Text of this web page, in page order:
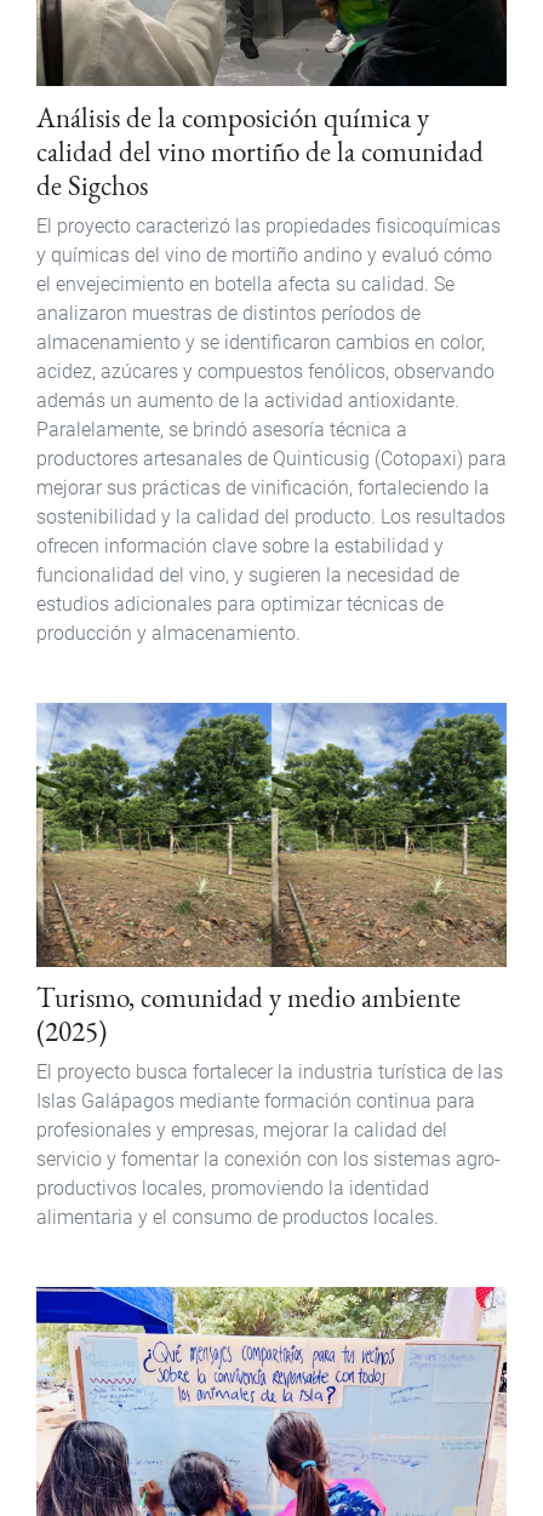
Análisis de la composición química y
calidad del vino mortiño de la comunidad
de Sigchos
El proyecto caracterizó las propiedades fisicoquímicas
y químicas del vino de mortiño andino y evaluó cómo
el envejecimiento en botella afecta su calidad. Se
analizaron muestras de distintos períodos de
almacenamiento y se identificaron cambios en color,
acidez, azúcares y compuestos fenólicos, observando
además un aumento de la actividad antioxidante.
Paralelamente, se brindó asesoría técnica a
productores artesanales de Quinticusig (Cotopaxi) para
mejorar sus prácticas de vinificación, fortaleciendo la
sostenibilidad y la calidad del producto. Los resultados
ofrecen información clave sobre la estabilidad y
funcionalidad del vino, y sugieren la necesidad de
estudios adicionales para optimizar técnicas de
producción y almacenamiento.
Turismo, comunidad y medio ambiente
(2025)
El proyecto busca fortalecer la industria turística de las
Islas Galápagos mediante formación continua para
profesionales y empresas, mejorar la calidad del
servicio y fomentar la conexión con los sistemas agro-
productivos locales, promoviendo la identidad
alimentaria y el consumo de productos locales.